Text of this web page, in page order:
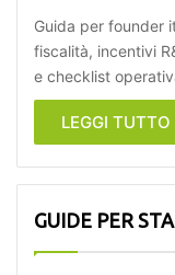
Guida per founder
fiscalità, incentivi
e checklist
LEGGI TUTTO
GUIDE PER